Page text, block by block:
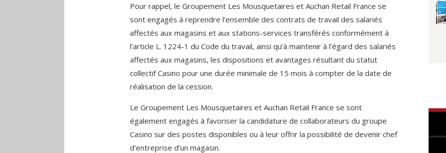
Pour rappel, le Groupement Les Mousquetaires et Auchan Retail France se
sont engagés à reprendre l’ensemble des contrats de travail des salariés
affectés aux magasins et aux stations-services transférés conformément à
l’article L. 1224-1 du Code du travail, ainsi qu’à maintenir à l’égard des salariés
affectés aux magasins, les dispositions et avantages résultant du statut
collectif Casino pour une durée minimale de 15 mois à compter de la date de
réalisation de la cession.
Le Groupement Les Mousquetaires et Auchan Retail France se sont
également engagés à favoriser la candidature de collaborateurs du groupe
Casino sur des postes disponibles ou à leur offrir la possibilité de devenir chef
d’entreprise d’un magasin.